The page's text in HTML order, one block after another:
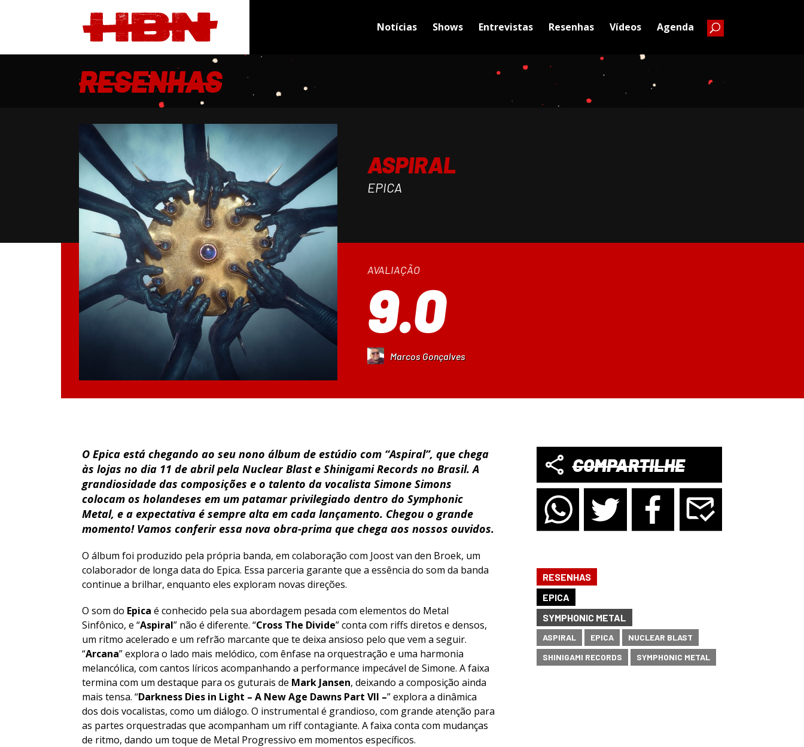
Notícias Shows Entrevistas Resenhas Vídeos Agenda
RESENHAS
ASPIRAL
EPICA
AVALIAÇÃO
9.0
Marcos Gonçalves
O Epica está chegando ao seu nono álbum de estúdio com “Aspiral”, que chega
às lojas no dia 11 de abril pela Nuclear Blast e Shinigami Records no Brasil. A
grandiosidade das composições e o talento da vocalista Simone Simons
colocam os holandeses em um patamar privilegiado dentro do Symphonic
Metal, e a expectativa é sempre alta em cada lançamento. Chegou o grande
momento! Vamos conferir essa nova obra-prima que chega aos nossos ouvidos.
O álbum foi produzido pela própria banda, em colaboração com Joost van den Broek, um
colaborador de longa data do Epica. Essa parceria garante que a essência do som da banda
continue a brilhar, enquanto eles exploram novas direções.
O som do Epica é conhecido pela sua abordagem pesada com elementos do Metal
Sinfônico, e “Aspiral” não é diferente. “Cross The Divide” conta com riffs diretos e densos,
um ritmo acelerado e um refrão marcante que te deixa ansioso pelo que vem a seguir.
“Arcana” explora o lado mais melódico, com ênfase na orquestração e uma harmonia
melancólica, com cantos líricos acompanhando a performance impecável de Simone. A faixa
termina com um destaque para os guturais de Mark Jansen, deixando a composição ainda
mais tensa. “Darkness Dies in Light – A New Age Dawns Part VII –” explora a dinâmica
dos dois vocalistas, como um diálogo. O instrumental é grandioso, com grande atenção para
as partes orquestradas que acompanham um riff contagiante. A faixa conta com mudanças
de ritmo, dando um toque de Metal Progressivo em momentos específicos.
COMPARTILHE
RESENHAS
EPICA
SYMPHONIC METAL
ASPIRAL EPICA
NUCLEAR BLAST
SHINIGAMI RECORDS
SYMPHONIC METAL